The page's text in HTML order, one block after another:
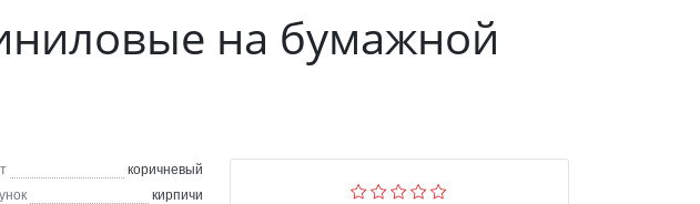
на бумажной
коричневый
кирпичи